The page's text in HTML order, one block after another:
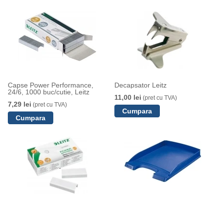
Capse Power Performance,
24/6, 1000 buc/cutie, Leitz
7,29 lei (pret cu TVA)
Decapsator Leitz
11,00 lei (pret cu TVA)